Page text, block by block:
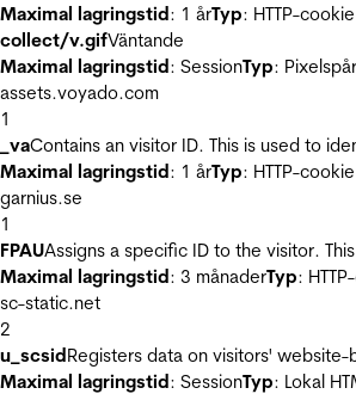
Maximal lagringstid: 1 årTyp: HTTP-cookie
collect/v.gifVäntande
Maximal lagringstid: SessionTyp:
assets.voyado.com
1
_vaContains an visitor ID. This is used to
Maximal lagringstid: 1 årTyp: HTTP-cookie
garnius.se
1
FPAUAssigns a specific ID to the visitor.
Maximal lagringstid: 3 månaderTyp:
sc-static.net
2
u_scsidRegisters data on visitors'
Maximal lagringstid: SessionTyp: Lokal